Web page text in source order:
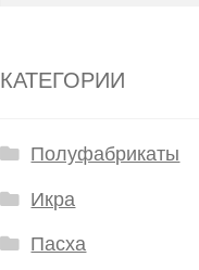
КАТЕГОРИИ
Полуфабрикаты
Икра
Пасха